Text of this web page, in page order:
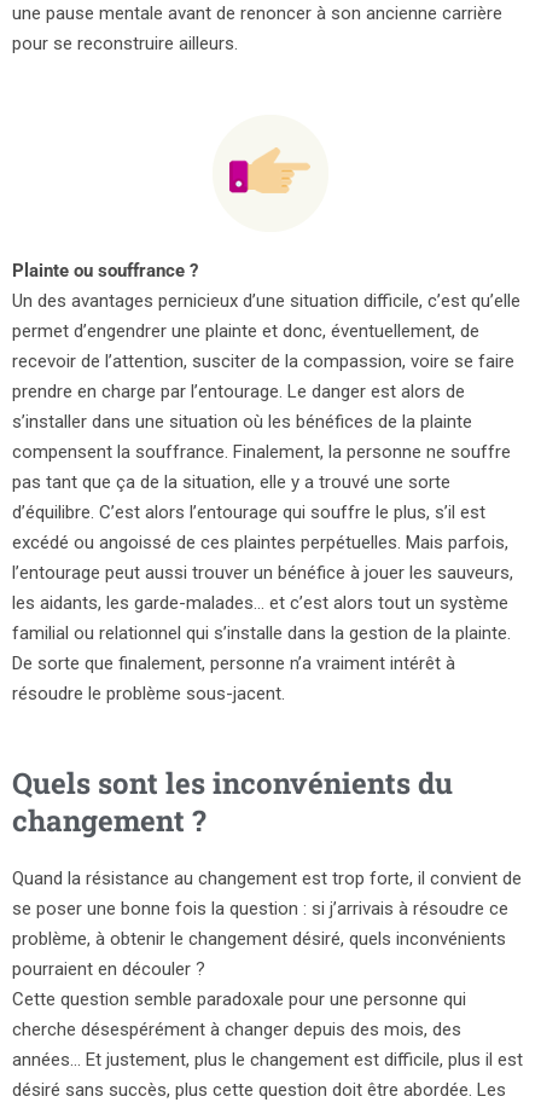
une pause mentale avant de renoncer à son ancienne carrière
pour se reconstruire ailleurs.
Plainte ou souffrance ?
Un des avantages pernicieux d’une situation difficile, c’est qu’elle
permet d’engendrer une plainte et donc, éventuellement, de
recevoir de l’attention, susciter de la compassion, voire se faire
prendre en charge par l’entourage. Le danger est alors de
s’installer dans une situation où les bénéfices de la plainte
compensent la souffrance. Finalement, la personne ne souffre
pas tant que ça de la situation, elle y a trouvé une sorte
d’équilibre. C’est alors l’entourage qui souffre le plus, s’il est
excédé ou angoissé de ces plaintes perpétuelles. Mais parfois,
l’entourage peut aussi trouver un bénéfice à jouer les sauveurs,
les aidants, les garde-malades… et c’est alors tout un système
familial ou relationnel qui s’installe dans la gestion de la plainte.
De sorte que finalement, personne n’a vraiment intérêt à
résoudre le problème sous-jacent.
Quels sont les inconvénients du
changement ?
Quand la résistance au changement est trop forte, il convient de
se poser une bonne fois la question : si j’arrivais à résoudre ce
problème, à obtenir le changement désiré, quels inconvénients
pourraient en découler ?
Cette question semble paradoxale pour une personne qui
cherche désespérément à changer depuis des mois, des
années… Et justement, plus le changement est difficile, plus il est
désiré sans succès, plus cette question doit être abordée. Les